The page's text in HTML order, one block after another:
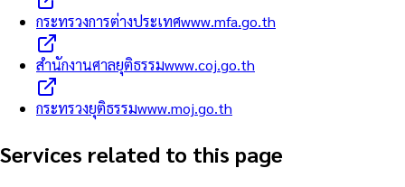
กระทรวงการต่างประเทศwww.mfa.go.th
สำนักงานศาลยุติธรรมwww.coj.go.th
กระทรวงยุติธรรมwww.moj.go.th
Services related to this page